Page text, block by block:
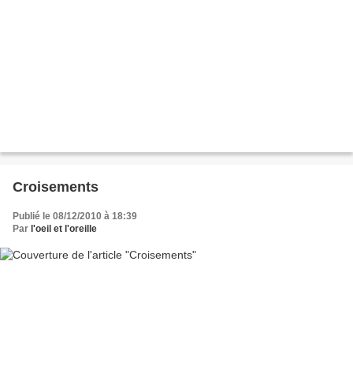
Croisements
Publié le 08/12/2010 à 18:39
Par l'oeil et l'oreille